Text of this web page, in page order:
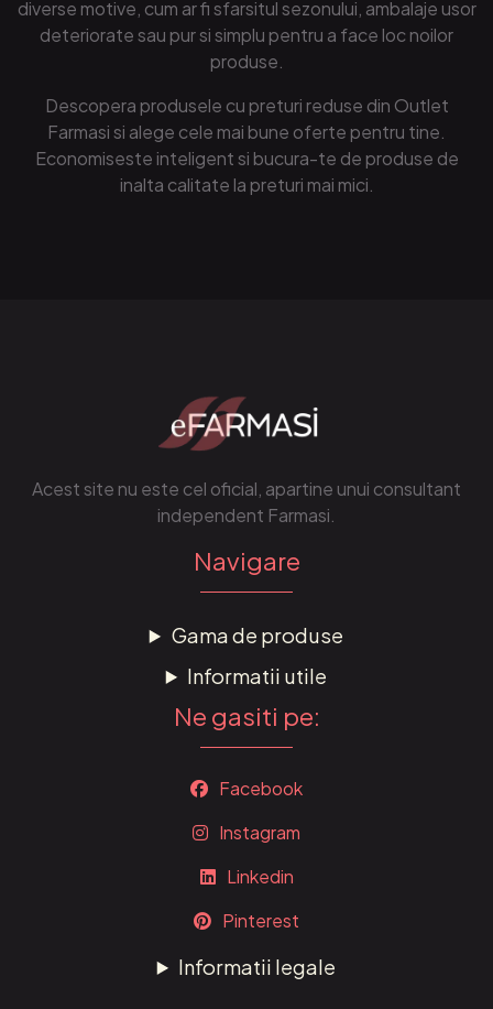
diverse motive, cum ar fi sfarsitul sezonului, ambalaje usor
deteriorate sau pur si simplu pentru a face loc noilor
produse.
Descopera produsele cu preturi reduse din Outlet
Farmasi si alege cele mai bune oferte pentru tine.
Economiseste inteligent si bucura-te de produse de
inalta calitate la preturi mai mici.
Acest site nu este cel oficial, apartine unui consultant
independent Farmasi.
Navigare
Gama de produse
Informatii utile
Ne gasiti pe:
Facebook
Instagram
Linkedin
Pinterest
Informatii legale